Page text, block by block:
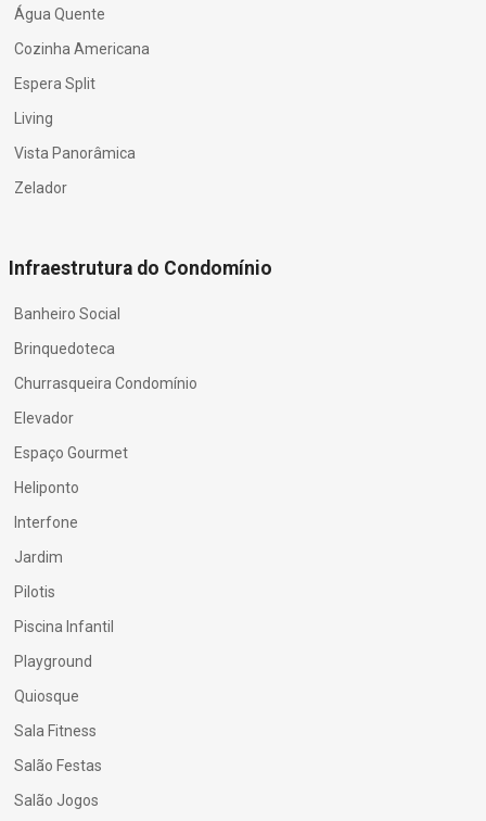
Água Quente
Cozinha Americana
Espera Split
Living
Vista Panorâmica
Zelador
Infraestrutura do Condomínio
Banheiro Social
Brinquedoteca
Churrasqueira Condomínio
Elevador
Espaço Gourmet
Heliponto
Interfone
Jardim
Pilotis
Piscina Infantil
Playground
Quiosque
Sala Fitness
Salão Festas
Salão Jogos